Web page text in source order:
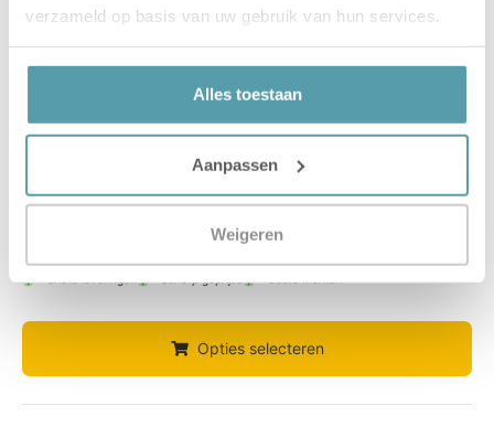
verzameld op basis van uw gebruik van hun services.
Alles toestaan
Aanpassen
Weigeren
Serta Express Chandon Electro
Maatvoering 2 persoons
Firm, Medium
4.759,15
Opties selecteren